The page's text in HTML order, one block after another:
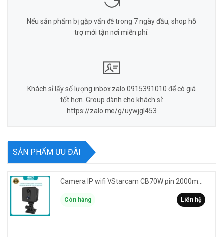
Nếu sản phẩm bị gặp vấn đề trong 7 ngày đầu, shop hỗ
trợ mới tận nơi miễn phí.
Khách sỉ lấy số lượng inbox zalo 0915391010 để có giá
tốt hơn. Group dành cho khách sỉ:
https://zalo.me/g/uywjgl453
SẢN PHẨM ƯU ĐÃI
Còn hàng Liên hệ